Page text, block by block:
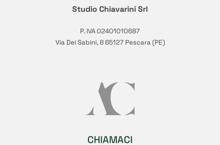
Studio Chiavarini Srl
P. IVA 02401010687
Via Dei Sabini, 8 65127 Pescara (PE)
CHIAMACI